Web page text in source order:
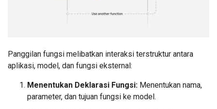
Panggilan fungsi melibatkan interaksi terstruktur antara
aplikasi, model, dan fungsi eksternal:
Menentukan Deklarasi Fungsi: Menentukan nama,
parameter, dan tujuan fungsi ke model.